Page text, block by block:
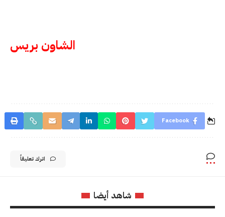
الشاون بريس
Facebook
اترك تعليقاً
شاهد أيضا